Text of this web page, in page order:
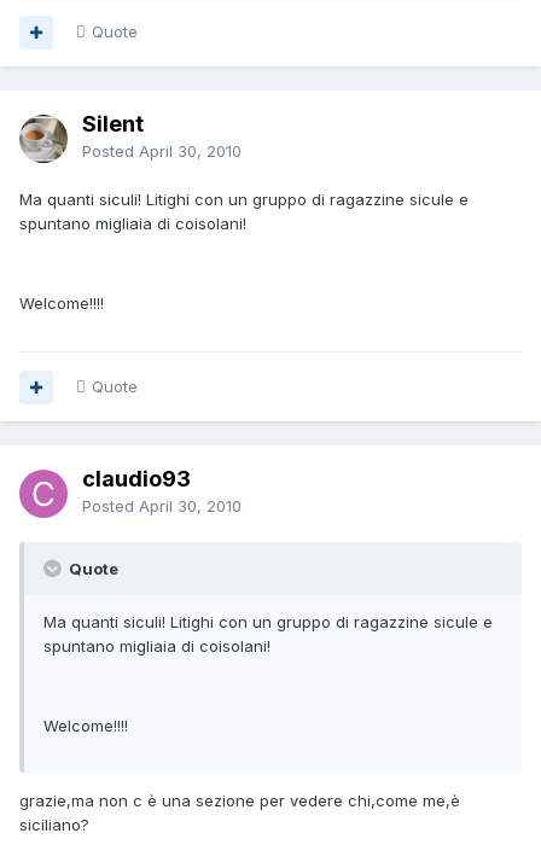
Quote
Silent
Posted April 30, 2010
Ma quanti siculi! Litighi con un gruppo di ragazzine sicule e
spuntano migliaia di coisolani!
Welcome!!!!
Quote
claudio93
Posted April 30, 2010
Quote
Ma quanti siculi! Litighi con un gruppo di ragazzine sicule e
spuntano migliaia di coisolani!
Welcome!!!!
grazie,ma non c è una sezione per vedere chi,come me,è
siciliano?